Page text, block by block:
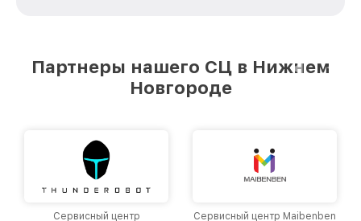
лучшим сервисным центром Acer в городе
Нижнем Новгороде, постоянно повышая
Партнеры нашего СЦ в Нижнем
Новгороде
Сервисный центр Сервисный центр Maibenben